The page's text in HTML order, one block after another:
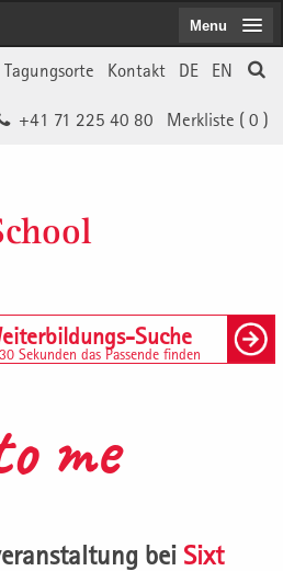
EN
DE
Kontakt
Tagungsorte
Merkliste ( 0 )
+41 71 225 40 80
Suche
Sekunden das Passende finden
Menu
me
bei Sixt